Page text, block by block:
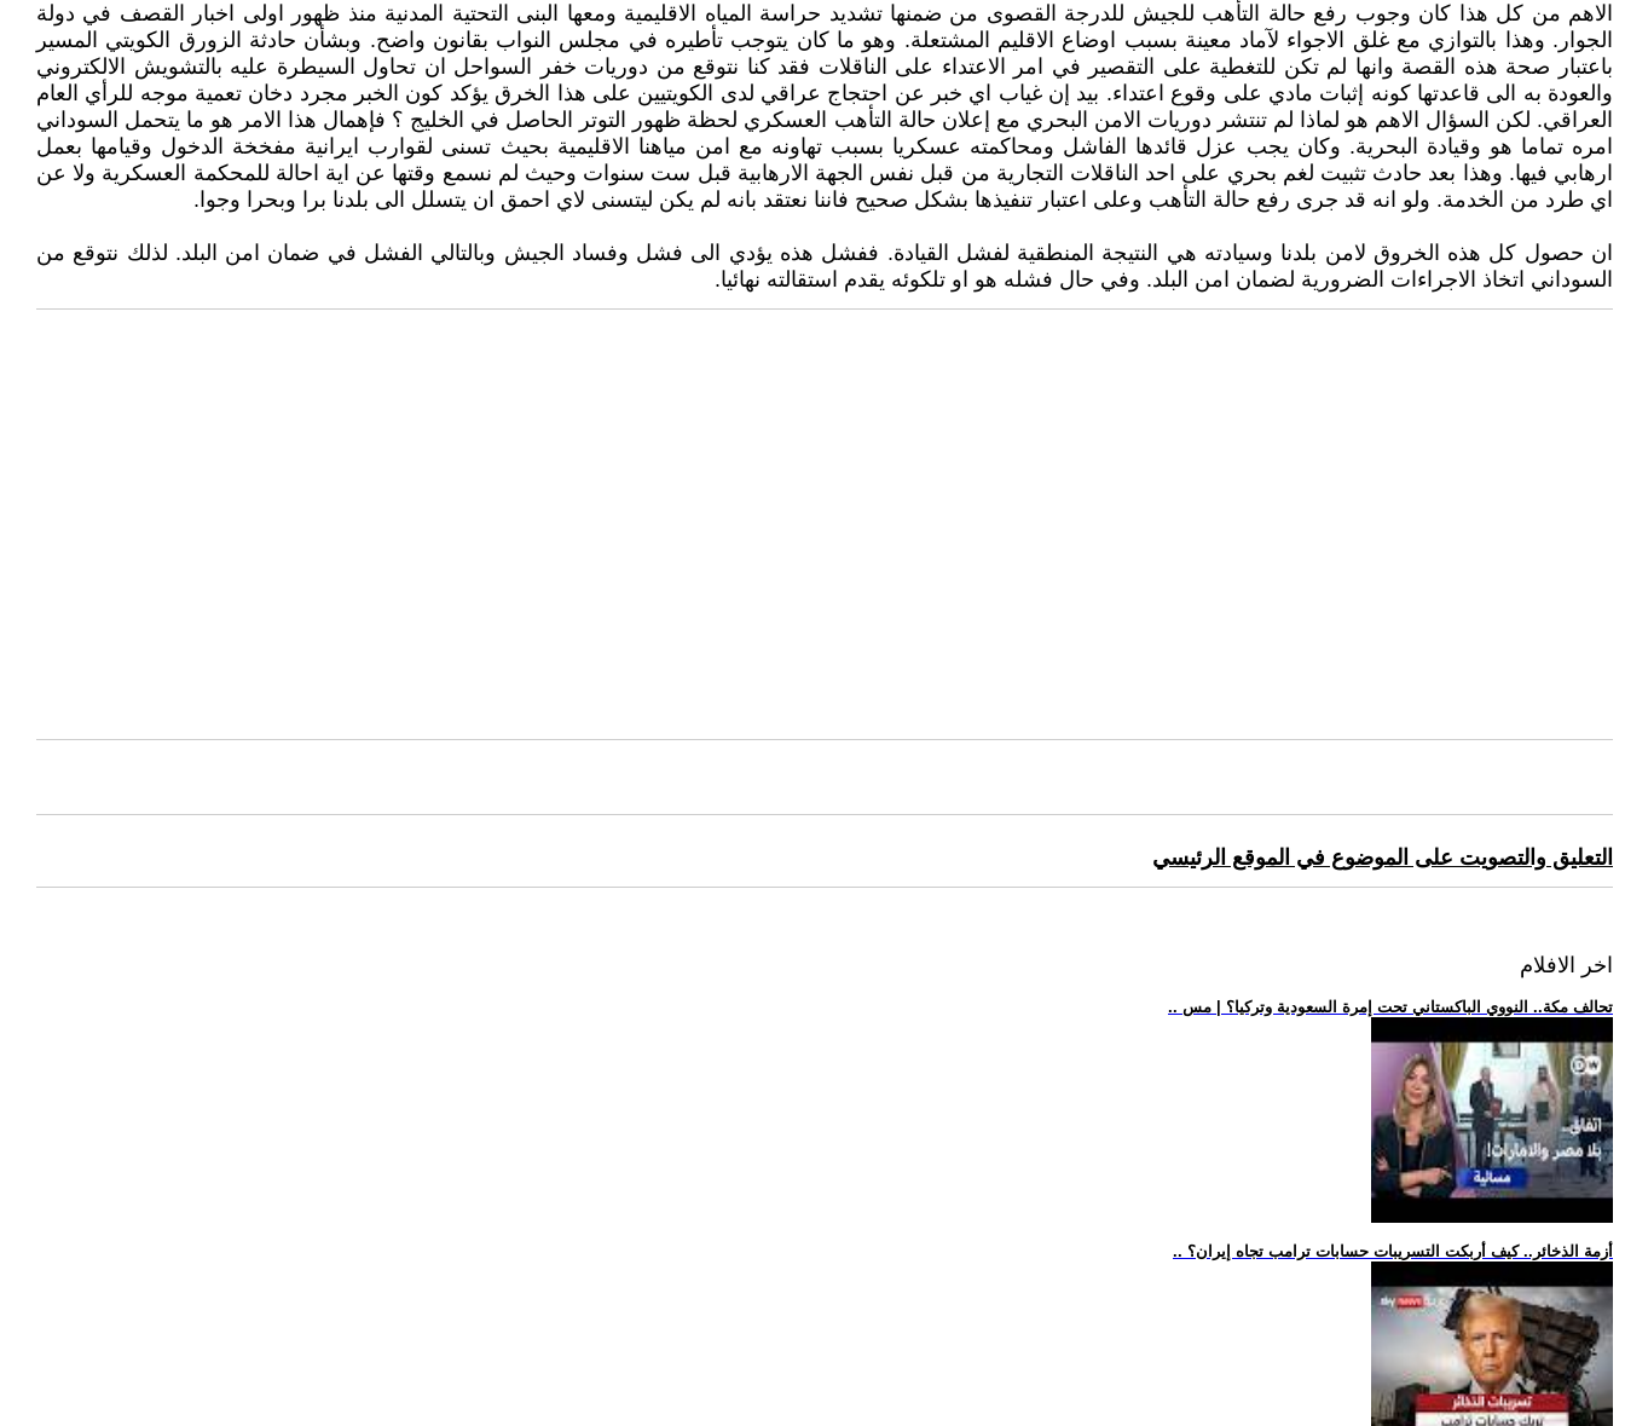
الاهم من كل هذا كان وجوب رفع حالة التأهب للجيش للدرجة القصوى من ضمنها تشديد حراسة المياه الاقليمية ومعها البنى التحتية المدنية منذ ظهور اولى اخبار القصف في دولة
الجوار. وهذا بالتوازي مع غلق الاجواء لآماد معينة بسبب اوضاع الاقليم المشتعلة. وهو ما كان يتوجب تأطيره في مجلس النواب بقانون واضح. وبشأن حادثة الزورق الكويتي المسير
باعتبار صحة هذه القصة وانها لم تكن للتغطية على التقصير في امر الاعتداء على الناقلات فقد كنا نتوقع من دوريات خفر السواحل ان تحاول السيطرة عليه بالتشويش الالكتروني
والعودة به الى قاعدتها كونه إثبات مادي على وقوع اعتداء. بيد إن غياب اي خبر عن احتجاج عراقي لدى الكويتيين على هذا الخرق يؤكد كون الخبر مجرد دخان تعمية موجه للرأي العام
العراقي. لكن السؤال الاهم هو لماذا لم تنتشر دوريات الامن البحري مع إعلان حالة التأهب العسكري لحظة ظهور التوتر الحاصل في الخليج ؟ فإهمال هذا الامر هو ما يتحمل السوداني
امره تماما هو وقيادة البحرية. وكان يجب عزل قائدها الفاشل ومحاكمته عسكريا بسبب تهاونه مع امن مياهنا الاقليمية بحيث تسنى لقوارب ايرانية مفخخة الدخول وقيامها بعمل
ارهابي فيها. وهذا بعد حادث تثبيت لغم بحري على احد الناقلات التجارية من قبل نفس الجهة الارهابية قبل ست سنوات وحيث لم نسمع وقتها عن اية احالة للمحكمة العسكرية ولا عن
اي طرد من الخدمة. ولو انه قد جرى رفع حالة التأهب وعلى اعتبار تنفيذها بشكل صحيح فاننا نعتقد بانه لم يكن ليتسنى لاي احمق ان يتسلل الى بلدنا برا وبحرا وجوا.
ان حصول كل هذه الخروق لامن بلدنا وسيادته هي النتيجة المنطقية لفشل القيادة. ففشل هذه يؤدي الى فشل وفساد الجيش وبالتالي الفشل في ضمان امن البلد. لذلك نتوقع من
السوداني اتخاذ الاجراءات الضرورية لضمان امن البلد. وفي حال فشله هو او تلكوئه يقدم استقالته نهائيا.
التعليق والتصويت على الموضوع في الموقع الرئيسي
اخر الافلام
.. تحالف مكة.. النووي الباكستاني تحت إمرة السعودية وتركيا؟ | مس
.. أزمة الذخائر.. كيف أربكت التسريبات حسابات ترامب تجاه إيران؟